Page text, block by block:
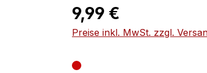
Regulärer Preis:
9,99 €
Preise inkl. MwSt. zzgl.